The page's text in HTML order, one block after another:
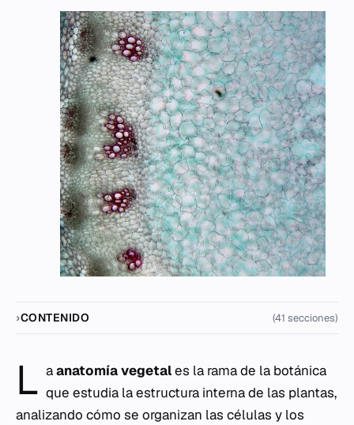
CONTENIDO (41 secciones)
L aanatomía vegetales la rama de la botánica
que estudia la estructura interna de las plantas,
analizando cómo se organizan las células y los